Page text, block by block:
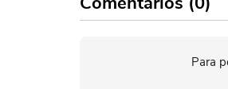
Para